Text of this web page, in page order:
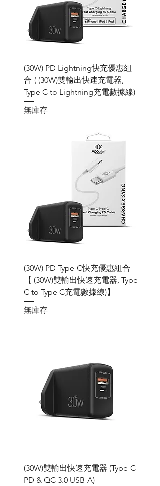
(30W) PD Lightning快充優惠組
合-( (30W)雙輸出快速充電器,
Type C to Lightning充電數據線)
無庫存
(30W) PD Type-C快充優惠組合 -
【 (30W)雙輸出快速充電器, Type
C to Type C充電數據線)】
無庫存
(30W)雙輸出快速充電器 (Type-C
PD & QC 3.0 USB-A)